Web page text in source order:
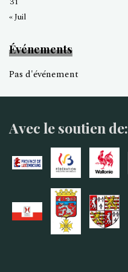
« Juil
Événements
Pas d'événement
Avec le soutien de: